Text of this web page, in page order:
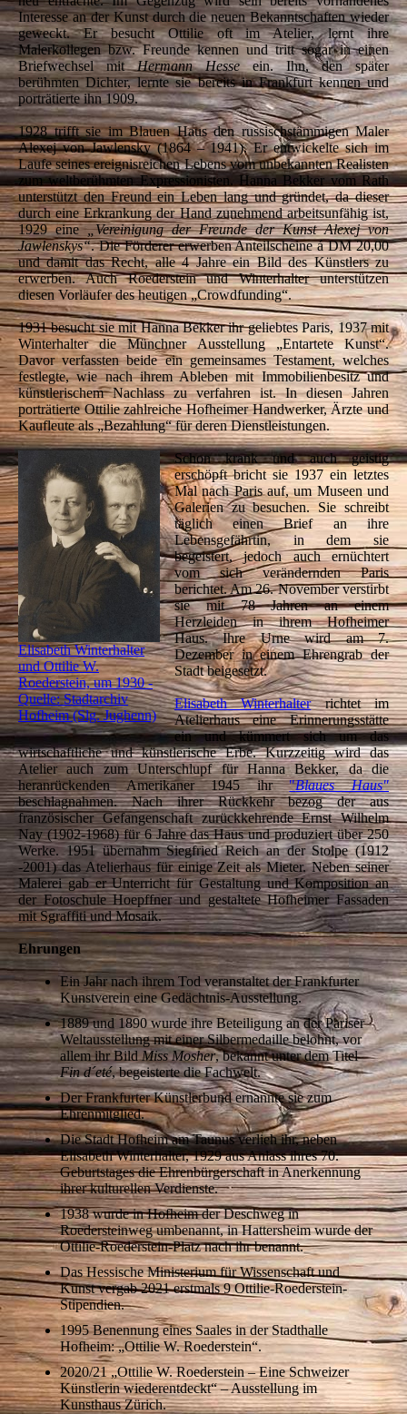
Interesse an der Kunst durch die neuen Bekanntschaften wieder
geweckt. Er besucht Ottilie oft im Atelier, lernt ihre
Malerkollegen bzw. Freunde kennen und tritt sogar in einen
Briefwechsel mitHermann Hesse ein. Ihn, den später
berühmten Dichter, lernte sie bereits in Frankfurt kennen und
porträtierte ihn 1909.
1928 trifft sie im Blauen Haus den russischstämmigen Maler
Alexej von Jawlensky (1864 – 1941). Er entwickelte sich im
Laufe seines ereignisreichen Lebens vom unbekannten Realisten
zum weltberühmten Expressionisten. Hanna Bekker vom Rath
unterstützt den Freund ein Leben lang und gründet, da dieser
durch eine Erkrankung der Hand zunehmend arbeitsunfähig ist,
1929 eine„Vereinigung der Freunde der Kunst Alexej von
Jawlenskys“. Die Förderer erwerben Anteilscheine á DM 20,00
und damit das Recht, alle 4 Jahre ein Bild des Künstlers zu
erwerben. Auch Roederstein und Winterhalter unterstützen
diesen Vorläufer des heutigen „Crowdfunding“.
1931 besucht sie mit Hanna Bekker ihr geliebtes Paris, 1937 mit
Winterhalter die Münchner Ausstellung „Entartete Kunst“.
Davor verfassten beide ein gemeinsames Testament, welches
festlegte, wie nach ihrem Ableben mit Immobilienbesitz und
künstlerischem Nachlass zu verfahren ist. In diesen Jahren
porträtierte Ottilie zahlreiche Hofheimer Handwerker, Ärzte und
Kaufleute als „Bezahlung“ für deren Dienstleistungen.
Elisabeth Winterhalter
und Ottilie W.
Roederstein, um 1930 -
Quelle: Stadtarchiv
Hofheim (Slg. Jughenn)
Schon krank und auch geistig
erschöpft bricht sie 1937 ein letztes
Mal nach Paris auf, um Museen und
Galerien zu besuchen. Sie schreibt
täglich einen Brief an ihre
Lebensgefährtin, in dem sie
begeistert, jedoch auch ernüchtert
vom sich verändernden Paris
berichtet. Am 26. November verstirbt
sie mit 78 Jahren an einem
Herzleiden in ihrem Hofheimer
Haus. Ihre Urne wird am 7.
Dezember in einem Ehrengrab der
Stadt beigesetzt.
Elisabeth Winterhalterrichtet im
Atelierhaus eine Erinnerungsstätte
ein und kümmert sich um das
wirtschaftliche und künstlerische Erbe. Kurzzeitig wird das
Atelier auch zum Unterschlupf für Hanna Bekker, da die
heranrückenden Amerikaner 1945 ihr"Blaues Haus"
beschlagnahmen. Nach ihrer Rückkehr bezog der aus
französischer Gefangenschaft zurückkehrende Ernst Wilhelm
Nay (1902-1968) für 6 Jahre das Haus und produziert über 250
Werke. 1951 übernahm Siegfried Reich an der Stolpe (1912
-2001) das Atelierhaus für einige Zeit als Mieter. Neben seiner
Malerei gab er Unterricht für Gestaltung und Komposition an
der Fotoschule Hoepffner und gestaltete Hofheimer Fassaden
mit Sgraffiti und Mosaik.
Ehrungen
Ein Jahr nach ihrem Tod veranstaltet der Frankfurter
Kunstverein eine Gedächtnis-Ausstellung.
1889 und 1890 wurde ihre Beteiligung an der Pariser
Weltausstellung mit einer Silbermedaille belohnt, vor
allem ihr BildMiss Mosher, bekannt unter dem Titel
Fin d´eté, begeisterte die Fachwelt.
Der Frankfurter Künstlerbund ernannte sie zum
Ehrenmitglied.
Die Stadt Hofheim am Taunus verlieh ihr, neben
Elisabeth Winterhalter, 1929 aus Anlass ihres 70.
Geburtstages die Ehrenbürgerschaft in Anerkennung
ihrer kulturellen Verdienste.
1938 wurde in Hofheim der Deschweg in
Roedersteinweg umbenannt, in Hattersheim wurde der
Ottilie-Roederstein-Platz nach ihr benannt.
Das Hessische Ministerium für Wissenschaft und
Kunst vergab 2021 erstmals 9 Ottilie-Roederstein-
Stipendien.
1995 Benennung eines Saales in der Stadthalle
Hofheim: „Ottilie W. Roederstein“.
2020/21 „Ottilie W. Roederstein – Eine Schweizer
Künstlerin wiederentdeckt“ – Ausstellung im
Kunsthaus Zürich.